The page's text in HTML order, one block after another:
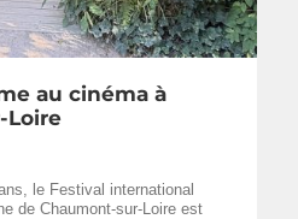
au cinéma à
Loire
le Festival international
de Chaumont-sur-Loire est